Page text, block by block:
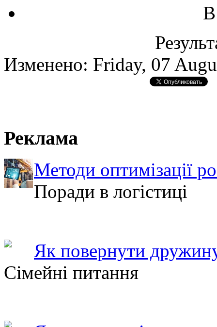
Изменено: Friday, 07
Реклама
Методи оптимізації
Поради в логістиці
Як повернути
Сімейні питання